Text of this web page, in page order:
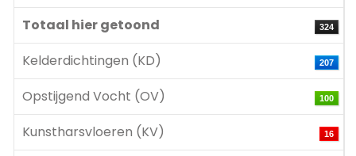
Totaal hier getoond 324
Kelderdichtingen (KD) 207
Opstijgend Vocht (OV) 100
Kunstharsvloeren (KV) 16